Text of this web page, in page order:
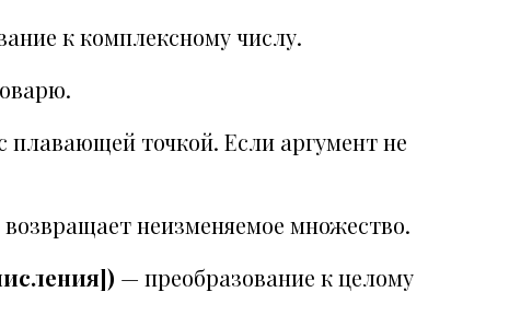
к комплексному числу.
плавающей точкой. Если аргумент не
неизменяемое множество.
— преобразование к целому